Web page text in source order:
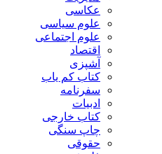
عکاسی
علوم سیاسی
علوم اجتماعی
اقتصاد
آشپزی
کتاب کم یاب
سفرنامه
ادبیات
کتاب خارجی
چاپ سنگی
حقوقی